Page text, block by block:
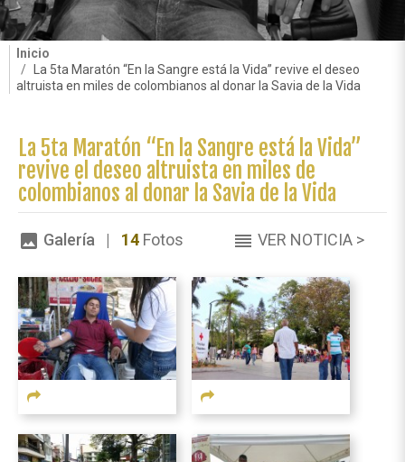
Inicio
La 5ta Maratón “En la Sangre está la Vida” revive el deseo
altruista en miles de colombianos al donar la Savia de la Vida
La 5ta Maratón “En la Sangre está la Vida”
revive el deseo altruista en miles de
colombianos al donar la Savia de la Vida
image Galería | 14 Fotos reorder VER NOTICIA >